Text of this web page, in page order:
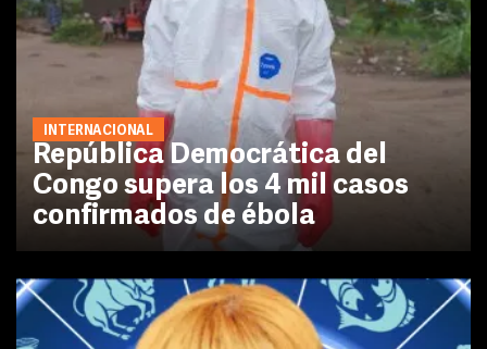
INTERNACIONAL
República Democrática del
Congo supera los 4 mil casos
confirmados de ébola